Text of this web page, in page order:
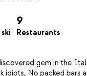
9
Restaurants
gem in the
idiots, No packed bars